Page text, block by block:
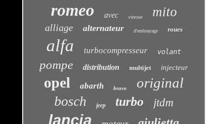
romeo avec vitesse mito
alliage alternateur d'embrayage roues
alfa turbocompresseur volant
pompe distribution multijet injecteur
opel abarth bravo original
bosch jeep turbo jtdm
lancia